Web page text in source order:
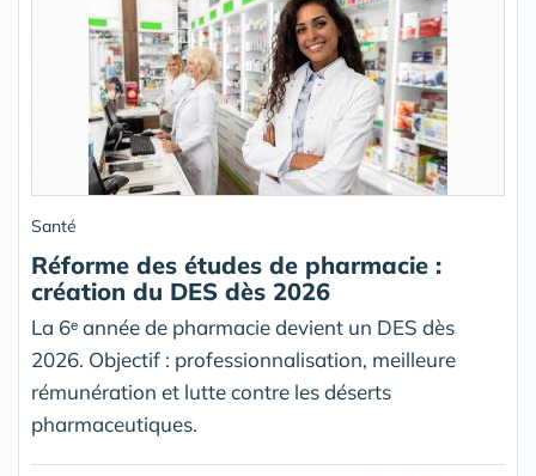
Santé
Réforme des études de pharmacie :
création du DES dès 2026
La 6ᵉ année de pharmacie devient un DES dès
2026. Objectif : professionnalisation, meilleure
rémunération et lutte contre les déserts
pharmaceutiques.